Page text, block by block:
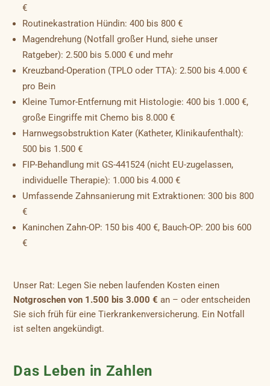
€
Routinekastration Hündin: 400 bis 800 €
Magendrehung (Notfall großer Hund, siehe unser
Ratgeber): 2.500 bis 5.000 € und mehr
Kreuzband-Operation (TPLO oder TTA): 2.500 bis 4.000 €
pro Bein
Kleine Tumor-Entfernung mit Histologie: 400 bis 1.000 €,
große Eingriffe mit Chemo bis 8.000 €
Harnwegsobstruktion Kater (Katheter, Klinikaufenthalt):
500 bis 1.500 €
FIP-Behandlung mit GS-441524 (nicht EU-zugelassen,
individuelle Therapie): 1.000 bis 4.000 €
Umfassende Zahnsanierung mit Extraktionen: 300 bis 800
€
Kaninchen Zahn-OP: 150 bis 400 €, Bauch-OP: 200 bis 600
€
Unser Rat: Legen Sie neben laufenden Kosten einen
Notgroschen von 1.500 bis 3.000 € an – oder entscheiden
Sie sich früh für eine Tierkrankenversicherung. Ein Notfall
ist selten angekündigt.
Das Leben in Zahlen